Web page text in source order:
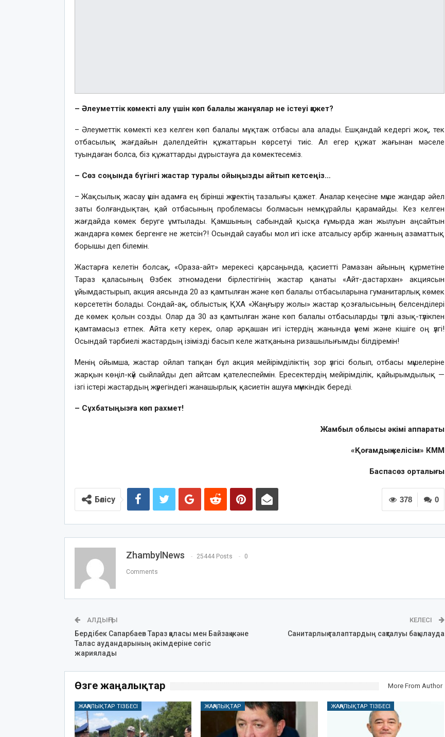
– Әлеуметтік көмекті алу үшін көп балалы жанұялар не істеуі қажет?
– Әлеуметтік көмекті кез келген көп балалы мұқтаж отбасы ала алады. Ешқандай кедергі жоқ, тек
отбасылық жағдайын дәлелдейтін құжаттарын көрсетуі тиіс. Ал егер құжат жағынан мәселе
туындаған болса, біз құжаттарды дұрыстауға да көмектесеміз.
– Сөз соңында бүгінгі жастар туралы ойыңызды айтып кетсеңіз…
– Жақсылық жасау үшін адамға ең бірінші жүректің тазалығы қажет. Аналар кеңесіне мүше жандар әйел
заты болғандықтан, қай отбасының проблемасы болмасын немқұрайлы қарамайды. Кез келген
жағдайда көмек беруге ұмтылады. Қамшының сабындай қысқа ғұмырда жан жылуын аңсайтын
жандарға көмек бергенге не жетсін?! Осындай сауабы мол игі іске атсалысу әрбір жанның азаматтық
борышы деп білемін.
Жастарға келетін болсақ, «Ораза-айт» мерекесі қарсаңында, қасиетті Рамазан айының құрметіне
Тараз қаласының Өзбек этномәдени бірлестігінің жастар қанаты «Айт-дастархан» акциясын
ұйымдастырып, акция аясында 20 аз қамтылған және көп балалы отбасыларына гуманитарлық көмек
көрсететін болады. Сондай-ақ, облыстық ҚХА «Жаңғыру жолы» жастар қозғалысының белсенділері
де көмек қолын созды. Олар да 30 аз қамтылған және көп балалы отбасыларды түрлі азық-түлікпен
қамтамасыз етпек. Айта кету керек, олар әрқашан игі істердің жанында үнемі және кішіге оң үлгі!
Осындай тәрбиелі жастардың ізімізді басып келе жатқанына ризашылығымды білдіремін!
Менің ойымша, жастар ойлап тапқан бұл акция мейірімділіктің зор үлгісі болып, отбасы мүшелеріне
жарқын көңіл-күй сыйлайды деп айтсам қателеспеймін. Ересектердің мейірімділік, қайырымдылық —
ізгі істері жастардың жүрегіндегі жанашырлық қасиетін ашуға мүмкіндік береді.
– Сұхбатыңызға көп рахмет!
Жамбыл облысы әкімі аппараты
«Қоғамдық келісім» КММ
Баспасөз орталығы
0
378
Бөлісу
ZhambylNews 25444 Posts 0
Comments
АЛДЫҢҒЫ
Бердібек Сапарбаев Тараз қаласы мен Байзақ және
Талас аудандарының әкімдеріне сөгіс
жариялады
КЕЛЕСІ
Санитарлық талаптардың сақталуы бақылауда
Өзге жаңалықтар More From Author
ЖАҢАЛЫҚТАР ТІЗБЕСІ ЖАҢАЛЫҚТАР ЖАҢАЛЫҚТАР ТІЗБЕСІ